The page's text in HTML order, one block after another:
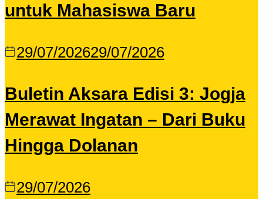
untuk Mahasiswa Baru
29/07/202629/07/2026
Buletin Aksara Edisi 3: Jogja
Merawat Ingatan – Dari Buku
Hingga Dolanan
29/07/2026